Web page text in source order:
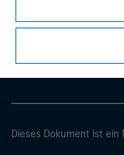
gemeinsame
dessen
institutioneller
das mindestens zwei
Morgan Stanley
Dieses Dokument ist ein